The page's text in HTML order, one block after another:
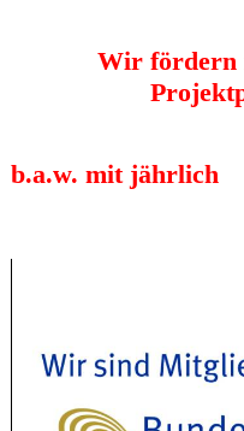
Wir fördern
diese
b.a.w. mit jährlich
€